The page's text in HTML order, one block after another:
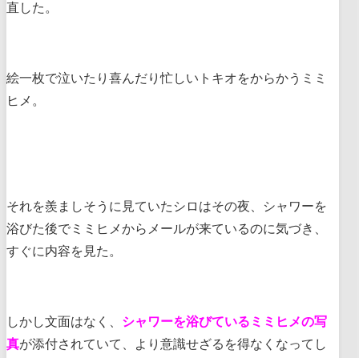
直した。
絵一枚で泣いたり喜んだり忙しいトキオをからかうミミ
ヒメ。
それを羨ましそうに見ていたシロはその夜、シャワーを
浴びた後でミミヒメからメールが来ているのに気づき、
すぐに内容を見た。
しかし文面はなく、 シャワーを浴びているミミヒメの写
真が添付されていて、より意識せざるを得なくなってし